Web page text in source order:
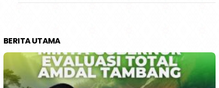
BERITA UTAMA